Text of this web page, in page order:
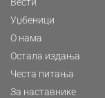
Уџбеници
О нама
Остала издања
Честа питања
За наставнике